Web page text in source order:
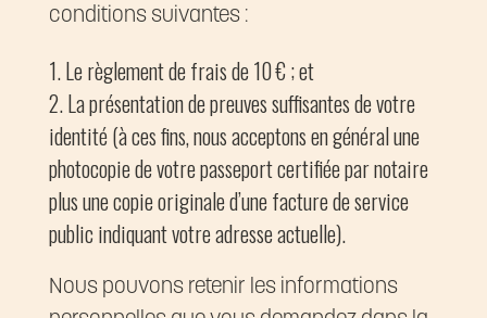
conditions suivantes :
Le règlement de frais de 10 € ; et
La présentation de preuves suffisantes de votre
identité (à ces fins, nous acceptons en général une
photocopie de votre passeport certifiée par notaire
plus une copie originale d’une facture de service
public indiquant votre adresse actuelle).
Nous pouvons retenir les informations